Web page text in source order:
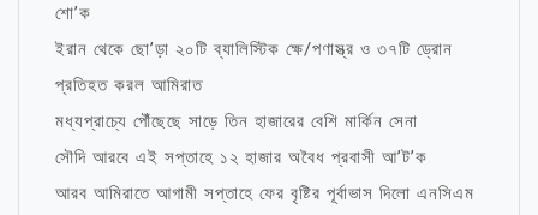
শো’ক
ইরান থেকে ছো’ড়া ২০টি ব্যালিস্টিক ক্ষে/পণাস্ত্র ও ৩৭টি ড্রোন
প্রতিহত করল আমিরাত
মধ্যপ্রাচ্যে পৌঁছেছে সাড়ে তিন হাজারের বেশি মার্কিন সেনা
সৌদি আরবে এই সপ্তাহে ১২ হাজার অবৈধ প্রবাসী আ’ট’ক
আরব আমিরাতে আগামী সপ্তাহে ফের বৃষ্টির পূর্বাভাস দিলো এনসিএম